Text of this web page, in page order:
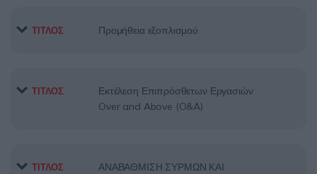
ΤΙΤΛΟΣ Προμήθεια εξοπλισμού
ΤΙΤΛΟΣ
Εκτέλεση Επιπρόσθετων Εργασιών
Over and Above (O&A)
ΤΙΤΛΟΣ
ΑΝΑΒΑΘΜΙΣΗ ΣΥΡΜΩΝ ΚΑΙ